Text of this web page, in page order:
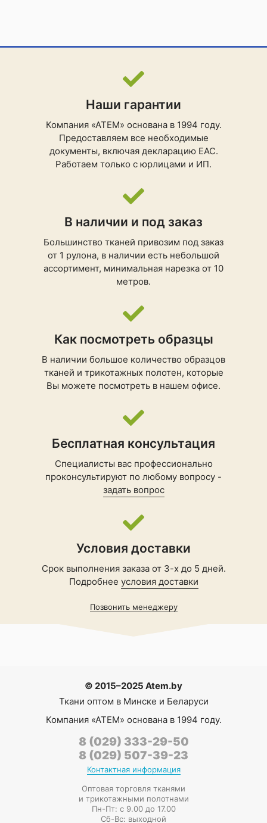
Наши гарантии
Компания «АТЕМ» основана в 1994 году.
Предоставляем все необходимые
документы, включая декларацию ЕАС.
Работаем только с юрлицами и ИП.
В наличии и под заказ
Большинство тканей привозим под заказ
от 1 рулона, в наличии есть небольшой
ассортимент, минимальная нарезка от 10
метров.
Как посмотреть образцы
В наличии большое количество образцов
тканей и трикотажных полотен, которые
Вы можете посмотреть в нашем офисе.
Бесплатная консультация
Специалисты вас профессионально
проконсультируют по любому вопросу -
задать вопрос
Условия доставки
Срок выполнения заказа от 3-х до 5 дней.
Подробнее условия доставки
Позвонить менеджеру
© 2015–2025 Atem.by
Ткани оптом в Минске и Беларуси
Компания «АТЕМ» основана в 1994 году.
8 (029) 333-29-50
8 (029) 507-39-23
Контактная информация
Оптовая торговля тканями
и трикотажными полотнами
Пн-Пт: с 9.00 до 17.00
Сб-Вс: выходной